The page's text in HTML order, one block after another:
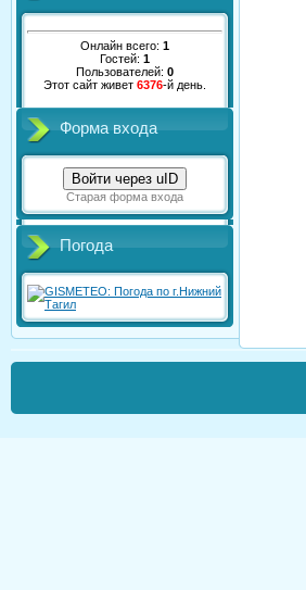
Онлайн всего: 1
Гостей: 1
Пользователей: 0
Этот сайт живет 6376-й день.
Форма входа
Войти через uID
Старая форма входа
Погода